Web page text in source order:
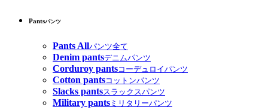
Pantsパンツ
Pants Allパンツ全て
Denim pantsデニムパンツ
Corduroy pantsコーデュロイパンツ
Cotton pantsコットンパンツ
Slacks pantsスラックスパンツ
Military pants ミリタリーパンツ